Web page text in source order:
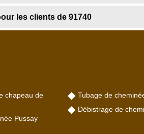
les clients de 91740
chapeau de
Pussay
Tubage de
Débistrage de